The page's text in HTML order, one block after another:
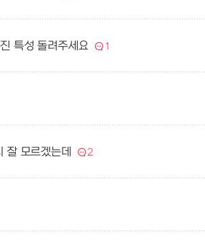
특성 돌려주세요 1
잘 모르겠는데 2